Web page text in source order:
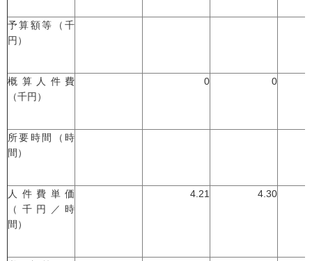
予算額等（千
円）
概算人件費
（千円）
0 0
所要時間（時
間）
人件費単価
（千円／時
間）
4.21 4.30